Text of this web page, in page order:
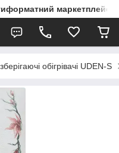
маркетплейс
обігрівачі UDEN-S